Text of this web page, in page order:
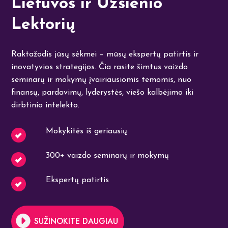
Lietuvos ir Užsienio
Lektorių
Raktažodis jūsų sėkmei – mūsų ekspertų patirtis ir
inovatyvios strategijos. Čia rasite šimtus vaizdo
seminarų ir mokymų įvairiausiomis temomis, nuo
finansų, pardavimų, lyderystės, viešo kalbėjimo iki
dirbtinio intelekto.
Mokykitės iš geriausių
300+ vaizdo seminarų ir mokymų
Ekspertų patirtis
SUŽINOKITE DAUGIAU